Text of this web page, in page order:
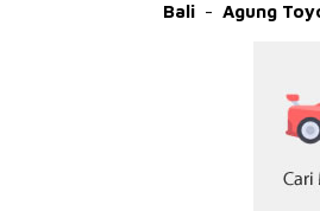
Bali - Agung